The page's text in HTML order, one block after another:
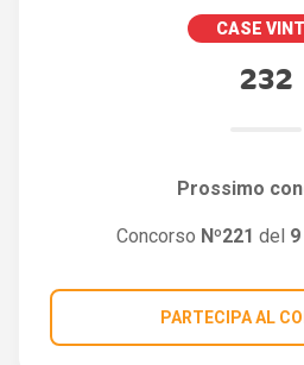
CASE
232
Prossimo
Concorso Nº221 del
PARTECIPA AL